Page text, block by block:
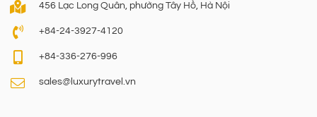
456 Lạc Long Quân, phường Tây Hồ, Hà Nội
+84-24-3927-4120
+84-336-276-996
sales@luxurytravel.vn